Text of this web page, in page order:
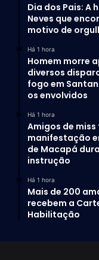
Dia dos Pais: A
Neves que
motivo de
Há 1 hora
Homem morre
diversos
fogo em
os envolvidos
Há 1 hora
Amigos de miss
manifestação
de Macapá
instrução
Há 1 hora
Mais de 200
recebem a
Habilitação